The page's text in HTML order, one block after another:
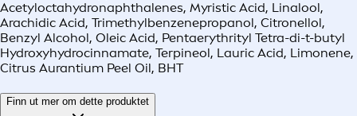
Acetyloctahydronaphthalenes, Myristic Acid, Linalool,
Arachidic Acid, Trimethylbenzenepropanol, Citronellol,
Benzyl Alcohol, Oleic Acid, Pentaerythrityl Tetra-di-t-butyl
Hydroxyhydrocinnamate, Terpineol, Lauric Acid, Limonene,
Citrus Aurantium Peel Oil, BHT
Finn ut mer om dette produktet